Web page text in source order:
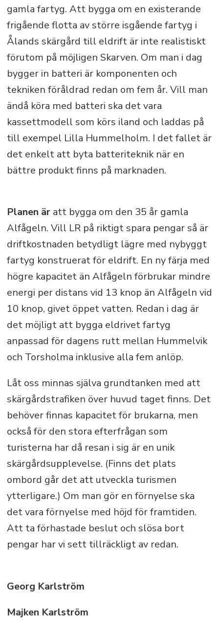
gamla fartyg. Att bygga om en existerande
frigående flotta av större isgående fartyg i
Ålands skärgård till eldrift är inte realistiskt
förutom på möjligen Skarven. Om man i dag
bygger in batteri är komponenten och
tekniken föråldrad redan om fem år. Vill man
ändå köra med batteri ska det vara
kassettmodell som körs iland och laddas på
till exempel Lilla Hummelholm. I det fallet är
det enkelt att byta batteriteknik när en
bättre produkt finns på marknaden.
Planen är att bygga om den 35 år gamla
Alfågeln. Vill LR på riktigt spara pengar så är
driftkostnaden betydligt lägre med nybyggt
fartyg konstruerat för eldrift. En ny färja med
högre kapacitet än Alfågeln förbrukar mindre
energi per distans vid 13 knop än Alfågeln vid
10 knop, givet öppet vatten. Redan i dag är
det möjligt att bygga eldrivet fartyg
anpassad för dagens rutt mellan Hummelvik
och Torsholma inklusive alla fem anlöp.
Låt oss minnas själva grundtanken med att
skärgårdstrafiken över huvud taget finns. Det
behöver finnas kapacitet för brukarna, men
också för den stora efterfrågan som
turisterna har då resan i sig är en unik
skärgårdsupplevelse. (Finns det plats
ombord går det att utveckla turismen
ytterligare.) Om man gör en förnyelse ska
det vara förnyelse med höjd för framtiden.
Att ta förhastade beslut och slösa bort
pengar har vi sett tillräckligt av redan.
Georg Karlström
Majken Karlström